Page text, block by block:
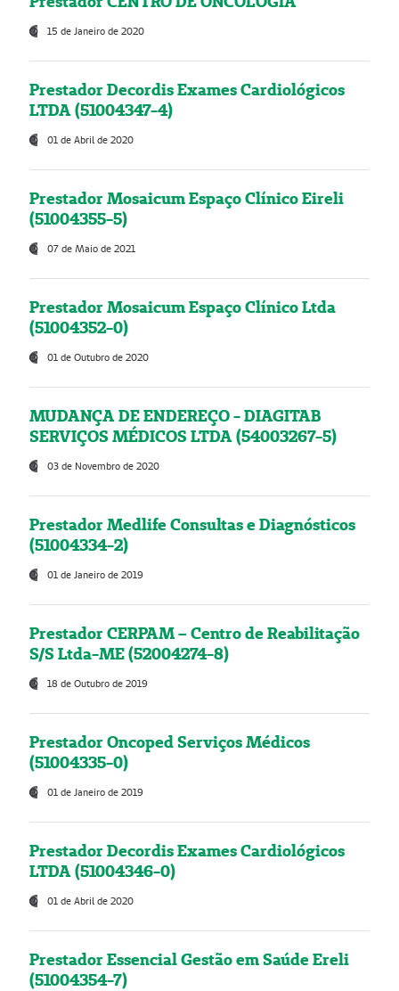
15 de Janeiro de 2020
Prestador Decordis Exames Cardiológicos
LTDA (51004347-4)
01 de Abril de 2020
Prestador Mosaicum Espaço Clínico Eireli
(51004355-5)
07 de Maio de 2021
Prestador Mosaicum Espaço Clínico Ltda
(51004352-0)
01 de Outubro de 2020
MUDANÇA DE ENDEREÇO - DIAGITAB
SERVIÇOS MÉDICOS LTDA (54003267-5)
03 de Novembro de 2020
Prestador Medlife Consultas e Diagnósticos
(51004334-2)
01 de Janeiro de 2019
Prestador CERPAM – Centro de Reabilitação
S/S Ltda-ME (52004274-8)
18 de Outubro de 2019
Prestador Oncoped Serviços Médicos
(51004335-0)
01 de Janeiro de 2019
Prestador Decordis Exames Cardiológicos
LTDA (51004346-0)
01 de Abril de 2020
Prestador Essencial Gestão em Saúde Ereli
(51004354-7)